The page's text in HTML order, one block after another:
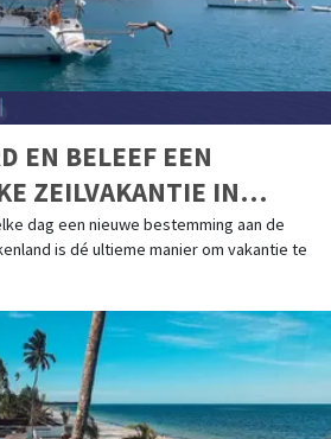
EN BELEEF EEN
ZEILVAKANTIE IN
dag een nieuwe bestemming aan de
is dé ultieme manier om vakantie te